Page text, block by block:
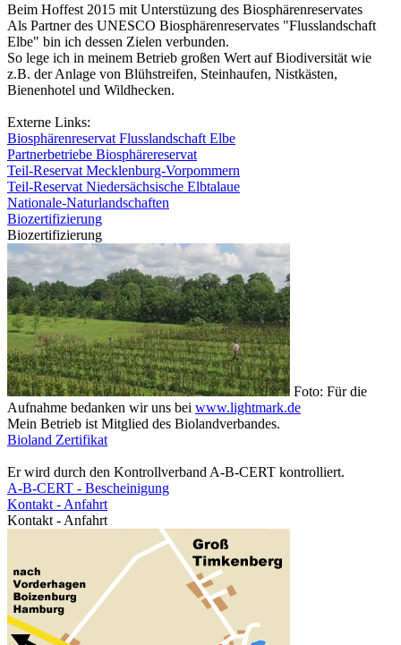
Beim Hoffest 2015 mit Unterstüzung des Biosphärenreservates
Als Partner des UNESCO Biosphärenreservates "Flusslandschaft
Elbe" bin ich dessen Zielen verbunden.
So lege ich in meinem Betrieb großen Wert auf Biodiversität wie
z.B. der Anlage von Blühstreifen, Steinhaufen, Nistkästen,
Bienenhotel und Wildhecken.
Externe Links:
Biosphärenreservat Flusslandschaft Elbe
Partnerbetriebe Biosphärereservat
Teil-Reservat Mecklenburg-Vorpommern
Teil-Reservat Niedersächsische Elbtalaue
Nationale-Naturlandschaften
Biozertifizierung
Biozertifizierung
Foto: Für die
Aufnahme bedanken wir uns bei www.lightmark.de
Mein Betrieb ist Mitglied des Biolandverbandes.
Bioland Zertifikat
Er wird durch den Kontrollverband A-B-CERT kontrolliert.
A-B-CERT - Bescheinigung
Kontakt - Anfahrt
Kontakt - Anfahrt